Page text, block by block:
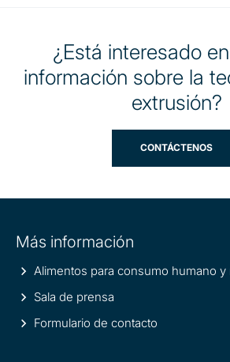
¿Está interesado
información sobre la
extrusión?
CONTÁCTENOS
information
Más información
Alimentos para consumo humano y
Sala de prensa
Formulario de contacto